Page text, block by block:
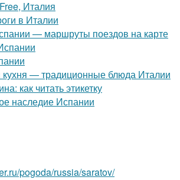
Италия
в Италии
— маршруты поездов на карте
кухня — традиционные блюда Италии
как читать этикетку
наследие Испании
pogoda/russia/saratov/